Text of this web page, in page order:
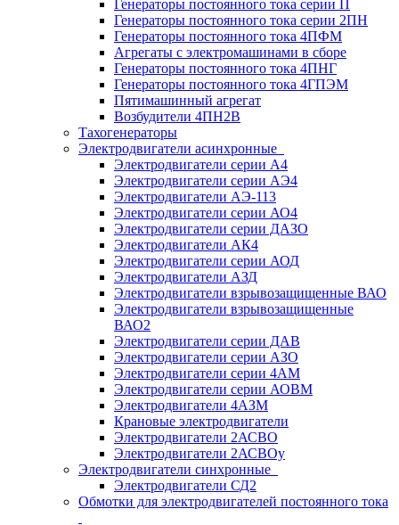
Генераторы постоянного тока серии П
Генераторы постоянного тока серии 2ПН
Генераторы постоянного тока 4ПФМ
Агрегаты с электромашинами в сборе
Генераторы постоянного тока 4ПНГ
Генераторы постоянного тока 4ГПЭМ
Пятимашинный агрегат
Возбудители 4ПН2В
Тахогенераторы
Электродвигатели асинхронные
Электродвигатели серии А4
Электродвигатели серии АЭ4
Электродвигатели АЭ-113
Электродвигатели серии АО4
Электродвигатели серии ДАЗО
Электродвигатели АК4
Электродвигатели серии АОД
Электродвигатели АЗД
Электродвигатели взрывозащищенные ВАО
Электродвигатели взрывозащищенные
ВАО2
Электродвигатели серии ДАВ
Электродвигатели серии АЗО
Электродвигатели серии 4АМ
Электродвигатели серии АОВМ
Электродвигатели 4АЗМ
Крановые электродвигатели
Электродвигатели 2АСВО
Электродвигатели 2АСВОу
Электродвигатели синхронные
Электродвигатели СД2
Обмотки для электродвигателей постоянного тока